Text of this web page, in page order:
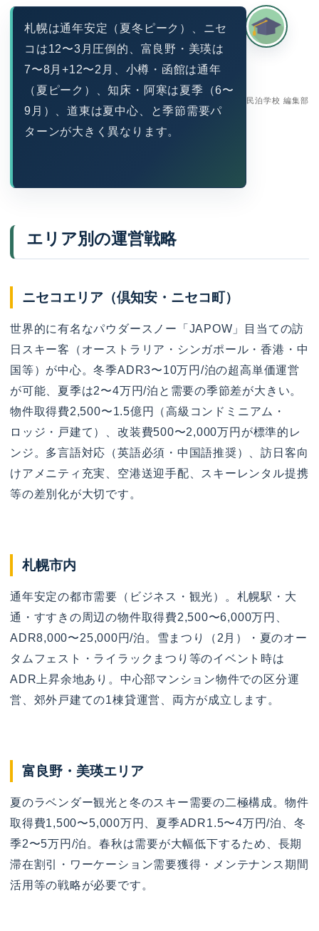
民泊学校 編集部
札幌は通年安定（夏冬ピーク）、ニセ
コは12〜3月圧倒的、富良野・美瑛は
7〜8月+12〜2月、小樽・函館は通年
（夏ピーク）、知床・阿寒は夏季（6〜
9月）、道東は夏中心、と季節需要パ
ターンが大きく異なります。
エリア別の運営戦略
ニセコエリア（倶知安・ニセコ町）
世界的に有名なパウダースノー「JAPOW」目当ての訪
日スキー客（オーストラリア・シンガポール・香港・中
国等）が中心。冬季ADR3〜10万円/泊の超高単価運営
が可能、夏季は2〜4万円/泊と需要の季節差が大きい。
物件取得費2,500〜1.5億円（高級コンドミニアム・
ロッジ・戸建て）、改装費500〜2,000万円が標準的レ
ンジ。多言語対応（英語必須・中国語推奨）、訪日客向
けアメニティ充実、空港送迎手配、スキーレンタル提携
等の差別化が大切です。
札幌市内
通年安定の都市需要（ビジネス・観光）。札幌駅・大
通・すすきの周辺の物件取得費2,500〜6,000万円、
ADR8,000〜25,000円/泊。雪まつり（2月）・夏のオー
タムフェスト・ライラックまつり等のイベント時は
ADR上昇余地あり。中心部マンション物件での区分運
営、郊外戸建ての1棟貸運営、両方が成立します。
富良野・美瑛エリア
夏のラベンダー観光と冬のスキー需要の二極構成。物件
取得費1,500〜5,000万円、夏季ADR1.5〜4万円/泊、冬
季2〜5万円/泊。春秋は需要が大幅低下するため、長期
滞在割引・ワーケーション需要獲得・メンテナンス期間
活用等の戦略が必要です。